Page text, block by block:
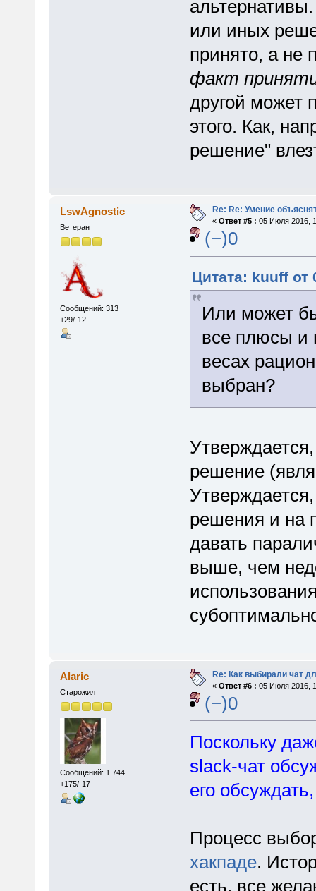
или иных
принято, а не
факт
другой может
этого. Как,
решение"
LswAgnostic
Ветеран
Сообщений: 313
+29/-12
Re: Re: Умение
« Ответ #5 : 05 Июля 2016,
(−)0
Цитата: kuuff от
Или может
все плюсы и
весах
выбран?
решение
решения и на
давать
выше, чем
Alaric
Старожил
Сообщений: 1 744
+175/-17
Re: Как выбирали чат
« Ответ #6 : 05 Июля 2016,
(−)0
Поскольку
slack-чат
его
Процесс
хакпаде.
есть, все